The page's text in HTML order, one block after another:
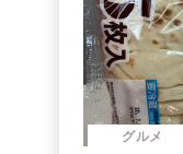
グルメ